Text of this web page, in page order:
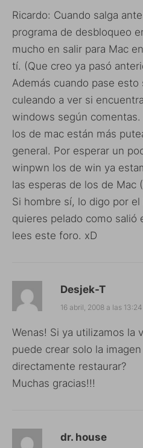
Ricardo: Cuando salga
programa de desbloqueo
mucho en salir para Mac
tí. (Que creo ya pasó
Además cuando pase esto
culeando a ver si
windows según
los de mac están más
general. Por esperar un
winpwn los de win ya
las esperas de los de Mac
Si hombre sí, lo digo por
quieres pelado como salió
lees este foro. xD
Desjek-T
16 abril, 2008 a las 13:24
Wenas! Si ya utilizamos la
puede crear solo la
directamente restaurar?
Muchas gracias!!!
dr. house